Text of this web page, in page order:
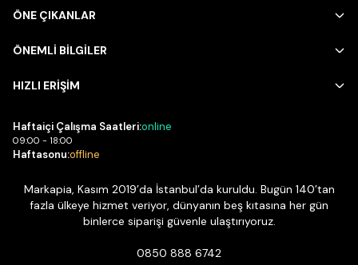
ÖNE ÇIKANLAR
ÖNEMLİ BİLGİLER
HIZLI ERİŞİM
Haftaiçi Çalışma Saatleri:online
09:00 - 18:00
Haftasonu:offline
Markapia, Kasım 2019’da İstanbul’da kuruldu. Bugün 140’tan
fazla ülkeye hizmet veriyor, dünyanın beş kıtasına her gün
binlerce siparişi güvenle ulaştırıyoruz.
0850 888 6742